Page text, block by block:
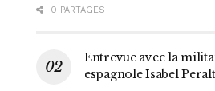
0 PARTAGES
Entrevue avec la
espagnole Isabel